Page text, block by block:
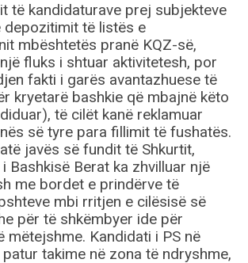
të kandidaturave prej subjekteve
depozitimit të listës e
mbështetës pranë KQZ-së,
fluks i shtuar aktivitetesh, por
fakti i garës avantazhuese të
kryetarë bashkie që mbajnë këto
të cilët kanë reklamuar
së tyre para fillimit të fushatës.
javës së fundit të Shkurtit,
Bashkisë Berat ka zhvilluar një
me bordet e prindërve të
mbi rritjen e cilësisë së
për të shkëmbyer ide për
mëtejshme. Kandidati i PS në
takime në zona të ndryshme,